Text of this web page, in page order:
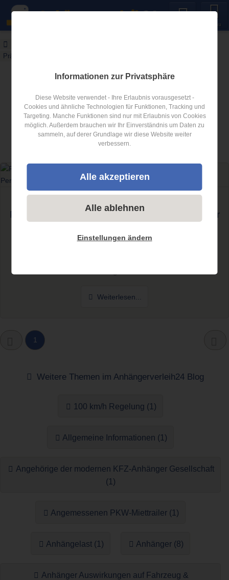
Menu
Prämienhöhen bei Anhänger für Personenkraftwagen
Anhängerverleih24 Blog
Neues über Anhänger
Artikel zum ThemaPrämienhöhen bei
Prämienhöhen & Kennzeichen bei Anhänger für
Kennzeichen bei Anhänger für Personenkraftwagen
Weiterlesen...
1
Weitere Themen im Anhängerverleih24 Blog
100 km/h Regelung (1)
Allgemeine Informationen (1)
Angehörige der modernen KFZ-Anhänger Gesellschaft
(1)
Angemessenen PKW-Miettrailer (1)
Anhängelast (1) Anhänger (8)
Anhänger Auswirkungen auf Fahrzeug &
Informationen zur Privatsphäre
Diese Website verwendet - Ihre Erlaubnis vorausgesetzt -
Cookies und ähnliche Technologien für Funktionen, Tracking und
Targeting. Manche Funktionen sind nur mit Erlaubnis von Cookies
möglich. Außerdem brauchen wir Ihr Einverständnis um Daten zu
sammeln, auf derer Grundlage wir diese Website weiter
verbessern.
Alle akzeptieren
Alle ablehnen
Einstellungen ändern